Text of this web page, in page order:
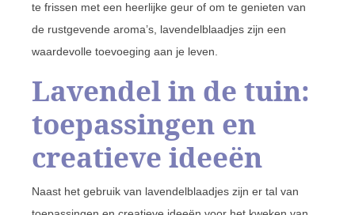
te frissen met een heerlijke geur of om te genieten van
de rustgevende aroma’s, lavendelblaadjes zijn een
waardevolle toevoeging aan je leven.
Lavendel in de tuin:
toepassingen en
creatieve ideeën
Naast het gebruik van lavendelblaadjes zijn er tal van